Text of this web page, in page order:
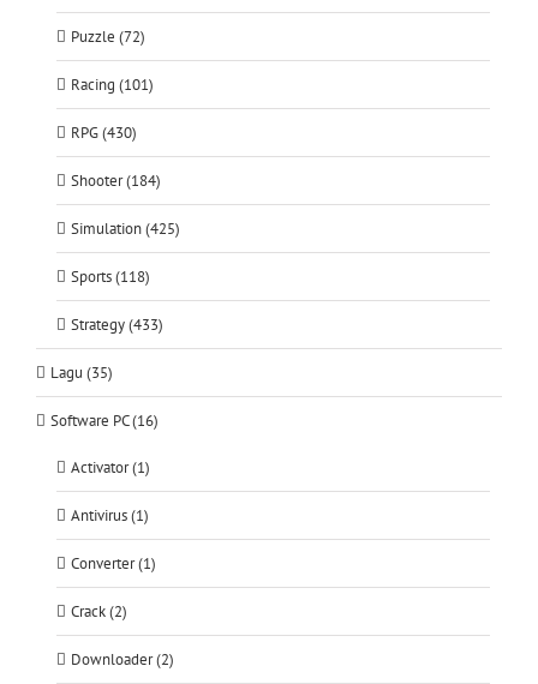
Puzzle (72)
Racing (101)
RPG (430)
Shooter (184)
Simulation (425)
Sports (118)
Strategy (433)
Lagu (35)
Software PC (16)
Activator (1)
Antivirus (1)
Converter (1)
Crack (2)
Downloader (2)